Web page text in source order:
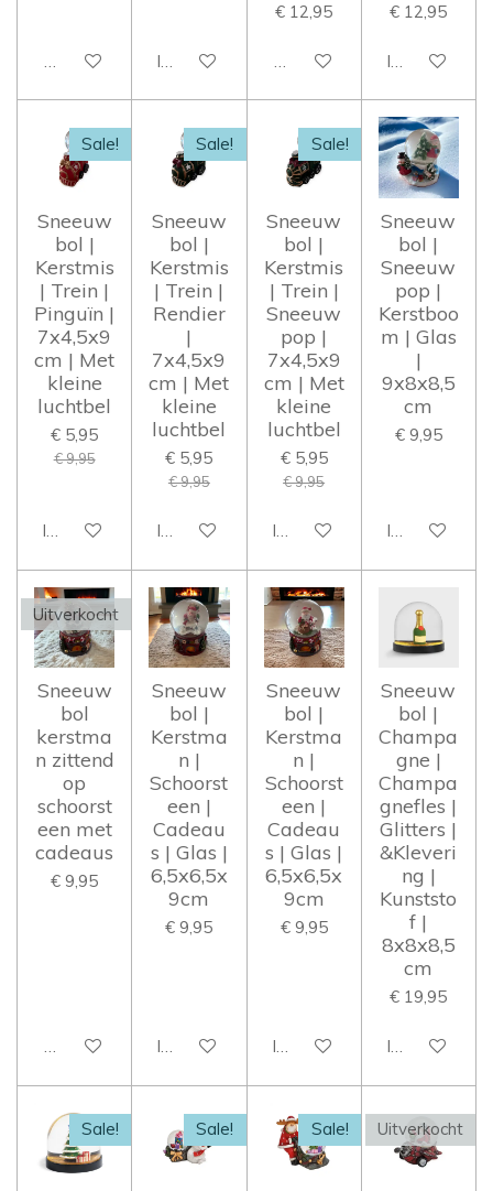
Houd mij op de hoogte
In winkelwagen
€ 12,95
Houd mij op de hoogte
€ 12,95
In
Sale!
Sneeuw
bol |
Kerstmis
| Trein |
Pinguïn |
7x4,5x9
cm | Met
kleine
luchtbel
€ 5,95
€ 9,95
In winkelwagen
Sale!
Sneeuw
bol |
Kerstmis
| Trein |
Rendier
|
7x4,5x9
cm | Met
kleine
luchtbel
€ 5,95
€ 9,95
In winkelwagen
Sale!
Sneeuw
bol |
Kerstmis
| Trein |
Sneeuw
pop |
7x4,5x9
cm | Met
kleine
luchtbel
€ 5,95
€ 9,95
In winkelwagen
Sneeuw
bol |
Sneeuw
pop |
Kerstboo
m | Glas
|
9x8x8,5
cm
€ 9,95
In
Uitverkocht
Sneeuw
bol
kerstma
n zittend
op
schoorst
een met
cadeaus
€ 9,95
Houd mij op de hoogte
Sneeuw
bol |
Kerstma
n |
Schoorst
een |
Cadeau
s | Glas |
6,5x6,5x
9cm
€ 9,95
In winkelwagen
Sneeuw
bol |
Kerstma
n |
Schoorst
een |
Cadeau
s | Glas |
6,5x6,5x
9cm
€ 9,95
In winkelwagen
Sneeuw
bol |
Champa
gne |
Champa
gnefles |
Glitters |
&Kleveri
ng |
Kunststo
f |
8x8x8,5
cm
€ 19,95
In
Sale! Sale! Sale! Uitverkocht